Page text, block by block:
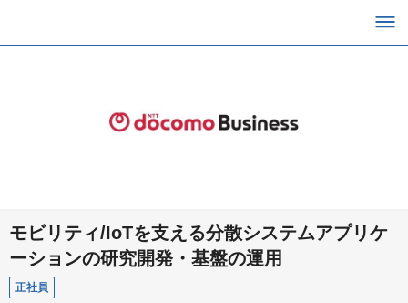
モビリティ/IoTを支える分散システムアプリケ
ーションの研究開発・基盤の運用
正社員